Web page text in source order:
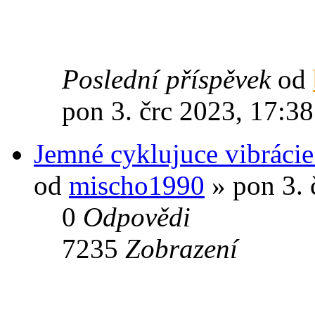
Poslední příspěvek od
pon 3. črc 2023, 17:38
Jemné cyklujuce
od mischo1990 » pon 3.
0 Odpovědi
7235 Zobrazení